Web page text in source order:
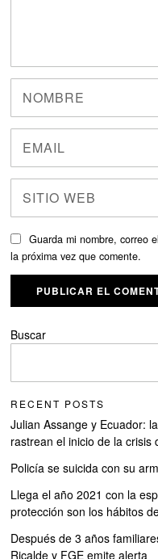
Guarda mi nombre, correo
la próxima vez que comente.
Buscar
RECENT POSTS
Julian Assange y Ecuador:
rastrean el inicio de la crisis
Policía se suicida con su
Llega el año 2021 con la
protección son los hábitos
Después de 3 años
Ricalde y FGE emite alerta